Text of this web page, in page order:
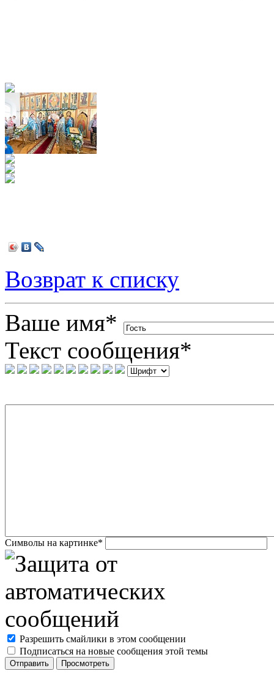
Возврат к списку
Ваше имя*
Текст сообщения*
Символы на картинке*
Разрешить смайлики в этом сообщении
Подписаться на новые сообщения этой темы